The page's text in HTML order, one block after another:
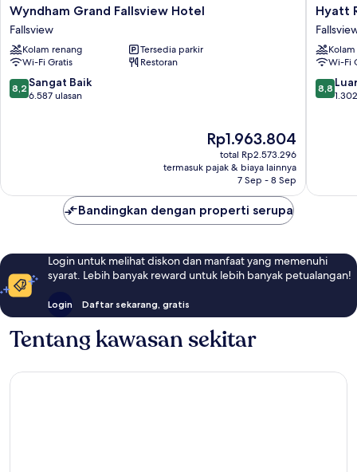
Wyndham
Grand
Fallsview
Hotel
Fallsview
Wyndham Grand Fallsview Hotel
Fallsview
Kolam renang
Tersedia parkir
Wi-Fi Gratis
Restoran
8.2
dari
8,2 Sangat Baik
6.587 ulasan
Harga
sekarang
Rp1.963.804
Rp1.963.804
total Rp2.573.296
termasuk pajak & biaya lainnya
7 Sep - 8 Sep
Hyatt
Niagara
Falls
Hyatt
Wi-Fi
8.8
dari
8,8
Bandingkan dengan properti serupa
Login untuk melihat diskon dan manfaat yang memenuhi
syarat. Lebih banyak reward untuk lebih banyak petualangan!
Login Daftar sekarang, gratis
Tentang kawasan sekitar